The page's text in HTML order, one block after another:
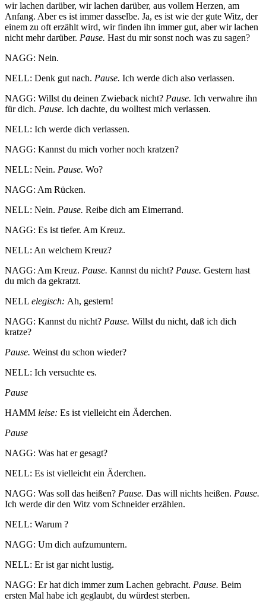
wir lachen darüber, wir lachen darüber, aus vollem Herzen, am
Anfang. Aber es ist immer dasselbe. Ja, es ist wie der gute Witz, der
einem zu oft erzählt wird, wir finden ihn immer gut, aber wir lachen
nicht mehr darüber. Pause. Hast du mir sonst noch was zu sagen?
NAGG: Nein.
NELL: Denk gut nach. Pause. Ich werde dich also verlassen.
NAGG: Willst du deinen Zwieback nicht? Pause. Ich verwahre ihn
für dich. Pause. Ich dachte, du wolltest mich verlassen.
NELL: Ich werde dich verlassen.
NAGG: Kannst du mich vorher noch kratzen?
NELL: Nein. Pause. Wo?
NAGG: Am Rücken.
NELL: Nein. Pause. Reibe dich am Eimerrand.
NAGG: Es ist tiefer. Am Kreuz.
NELL: An welchem Kreuz?
NAGG: Am Kreuz. Pause. Kannst du nicht? Pause. Gestern hast
du mich da gekratzt.
NELL elegisch: Ah, gestern!
NAGG: Kannst du nicht? Pause. Willst du nicht, daß ich dich
kratze?
Pause. Weinst du schon wieder?
NELL: Ich versuchte es.
Pause
HAMM leise: Es ist vielleicht ein Äderchen.
Pause
NAGG: Was hat er gesagt?
NELL: Es ist vielleicht ein Äderchen.
NAGG: Was soll das heißen? Pause. Das will nichts heißen. Pause.
Ich werde dir den Witz vom Schneider erzählen.
NELL: Warum ?
NAGG: Um dich aufzumuntern.
NELL: Er ist gar nicht lustig.
NAGG: Er hat dich immer zum Lachen gebracht. Pause. Beim
ersten Mal habe ich geglaubt, du würdest sterben.